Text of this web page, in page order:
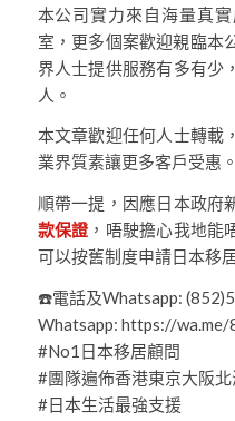
本公司實力來自海量真
室，更多個案歡迎親臨本
界人士提供服務有多有少
人。
本文章歡迎任何人士轉載
業界質素讓更多客戶受惠。
順帶一提，因應日本政府
款保證，唔駛擔心我地能
可以按舊制度申請日本移
☎️電話及Whatsapp:
Whatsapp: https://
#No1日本移居顧問
#團隊遍佈香港東京大阪北
#日本生活最強支援